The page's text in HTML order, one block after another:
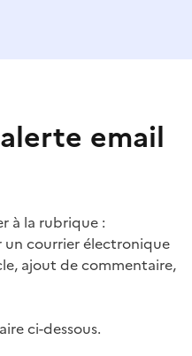
email
à la rubrique :
un courrier électronique
ajout de commentaire,
ci-dessous.